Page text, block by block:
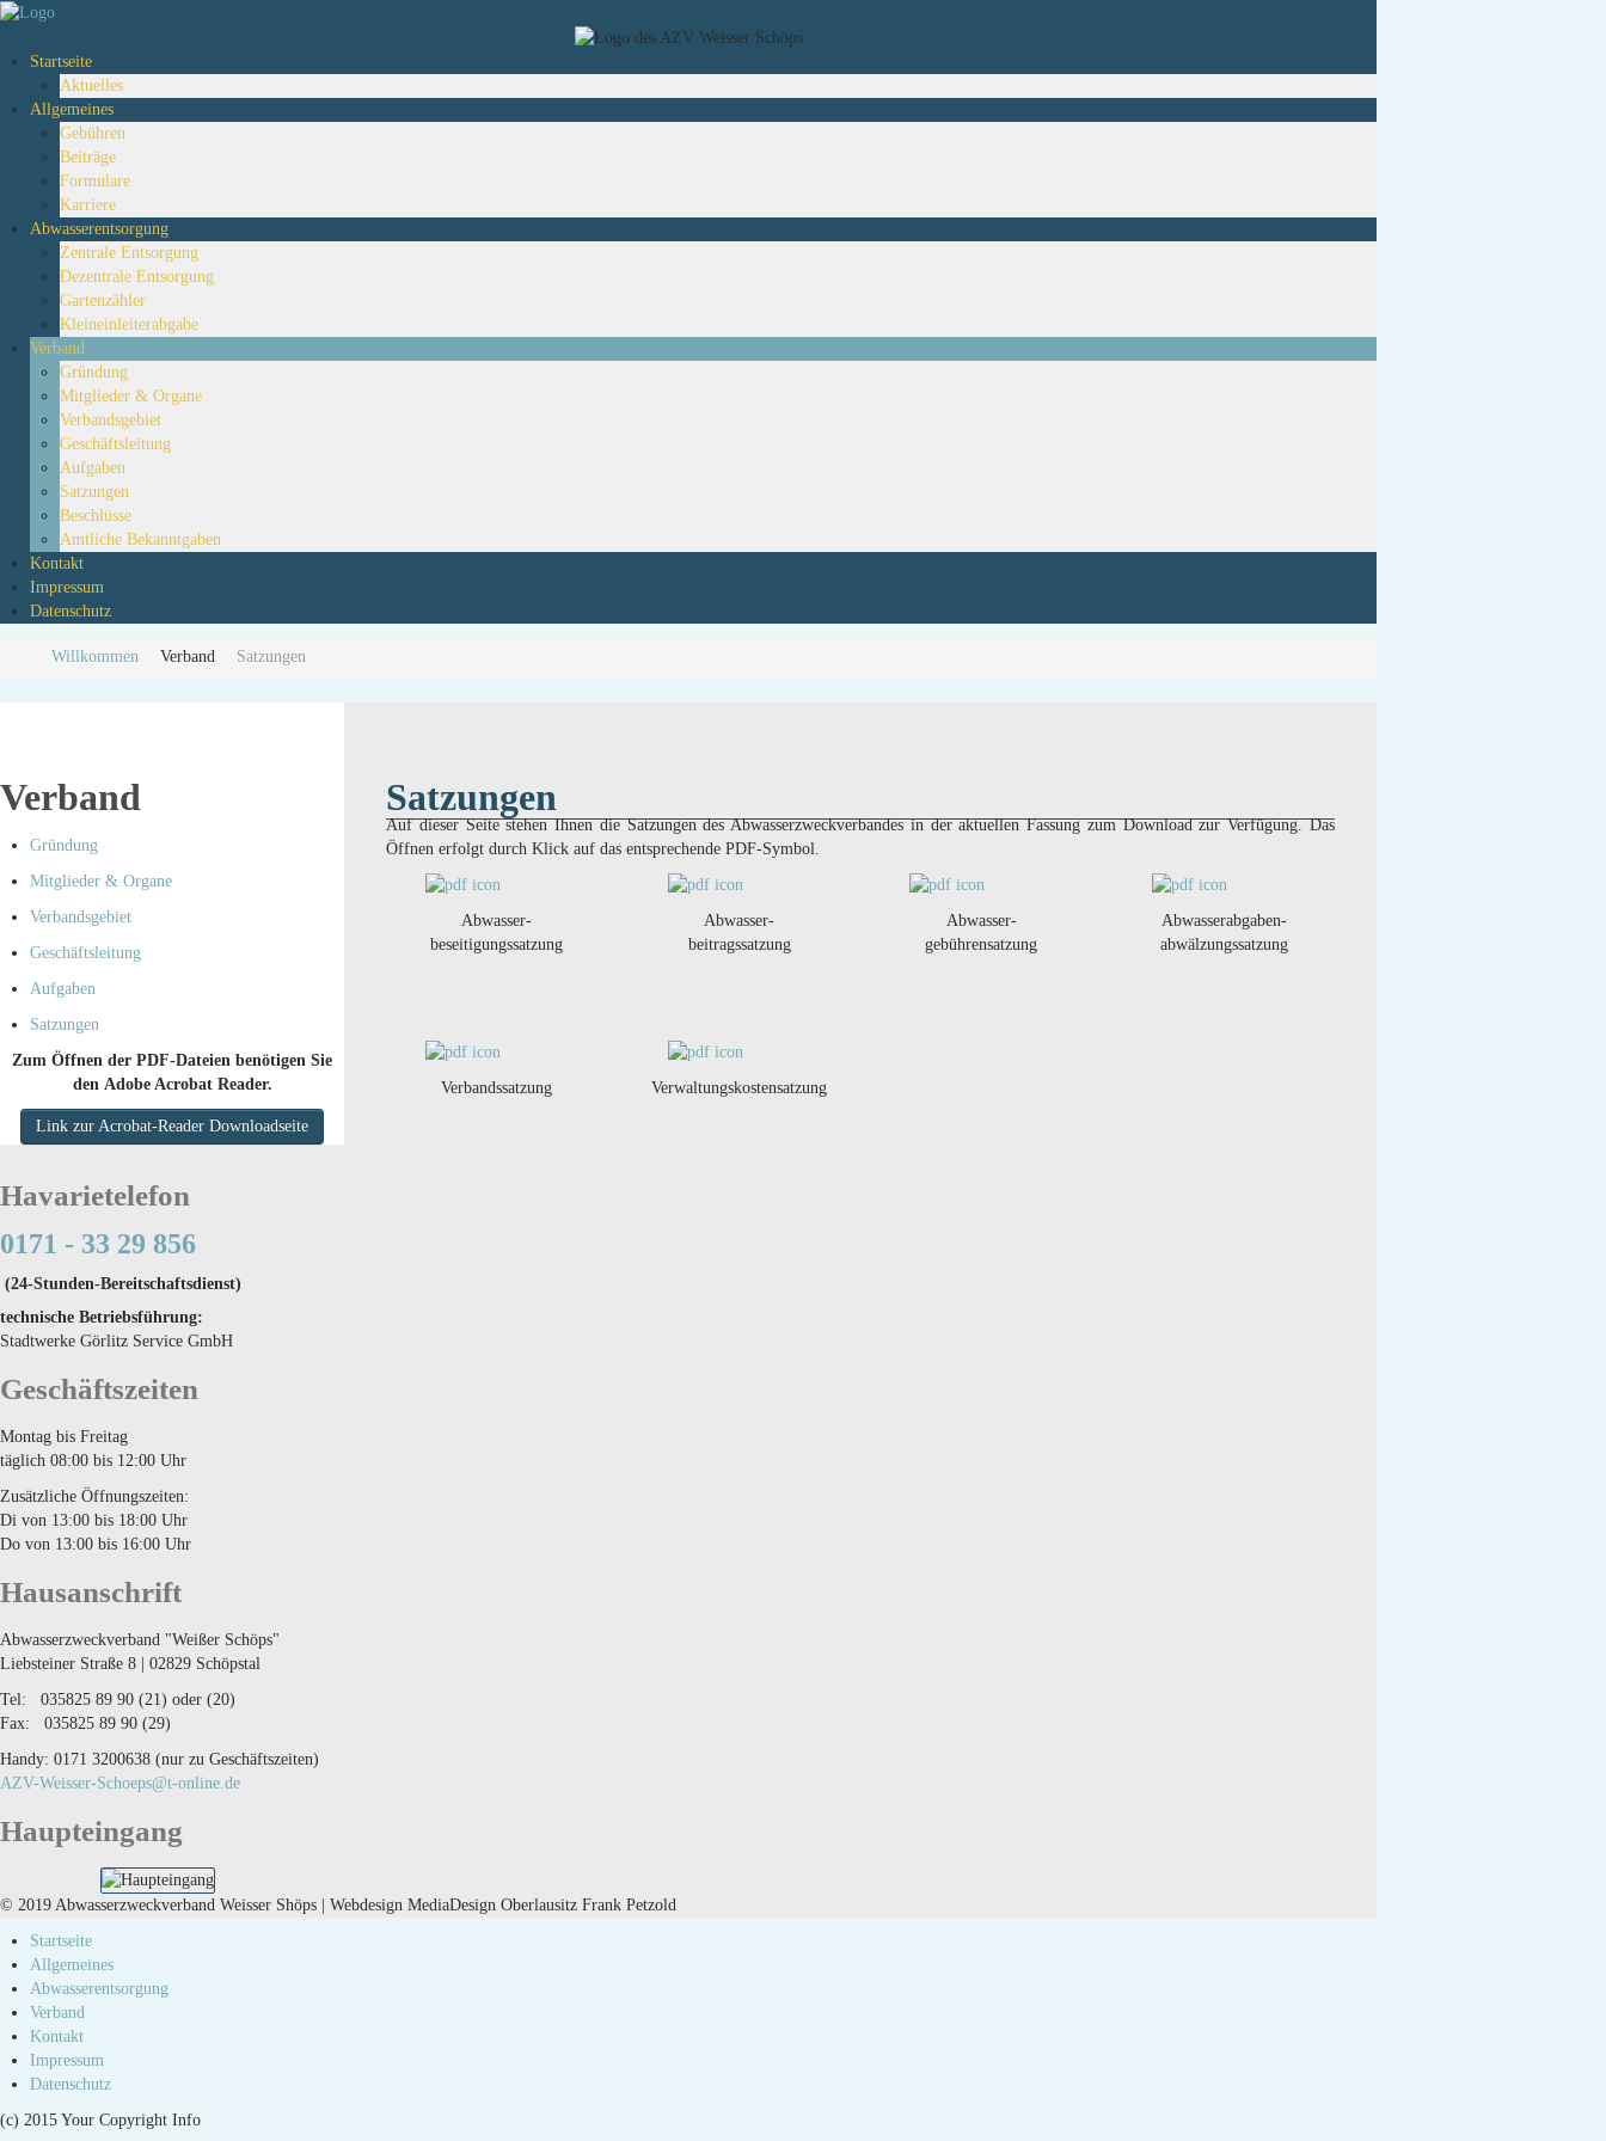
Startseite
Aktuelles
Allgemeines
Gebühren
Beiträge
Formulare
Karriere
Abwasserentsorgung
Zentrale Entsorgung
Dezentrale Entsorgung
Gartenzähler
Kleineinleiterabgabe
Verband
Gründung
Mitglieder & Organe
Verbandsgebiet
Geschäftsleitung
Aufgaben
Satzungen
Beschlüsse
Amtliche Bekanntgaben
Kontakt
Impressum
Datenschutz
Willkommen Verband Satzungen
Verband
Gründung
Mitglieder & Organe
Verbandsgebiet
Geschäftsleitung
Aufgaben
Satzungen
Zum Öffnen der PDF-Dateien benötigen Sie
den Adobe Acrobat Reader.
Link zur Acrobat-Reader Downloadseite
Satzungen
Auf dieser Seite stehen Ihnen die Satzungen des Abwasserzweckverbandes in der aktuellen Fassung zum Download zur Verfügung. Das
Öffnen erfolgt durch Klick auf das entsprechende PDF-Symbol.
Abwasser-
beseitigungssatzung
Abwasser-
beitragssatzung
Abwasser-
gebührensatzung
Abwasserabgaben-
abwälzungssatzung
Verbandssatzung Verwaltungskostensatzung
Havarietelefon
0171 - 33 29 856
(24-Stunden-Bereitschaftsdienst)
technische Betriebsführung:
Stadtwerke Görlitz Service GmbH
Geschäftszeiten
Montag bis Freitag
täglich 08:00 bis 12:00 Uhr
Zusätzliche Öffnungszeiten:
Di von 13:00 bis 18:00 Uhr
Do von 13:00 bis 16:00 Uhr
Hausanschrift
Abwasserzweckverband "Weißer Schöps"
Liebsteiner Straße 8 | 02829 Schöpstal
Tel: 035825 89 90 (21) oder (20)
Fax: 035825 89 90 (29)
Handy: 0171 3200638 (nur zu Geschäftszeiten)
AZV-Weisser-Schoeps@t-online.de
Haupteingang
© 2019 Abwasserzweckverband Weisser Shöps | Webdesign MediaDesign Oberlausitz Frank Petzold
Startseite
Allgemeines
Abwasserentsorgung
Verband
Kontakt
Impressum
Datenschutz
(c) 2015 Your Copyright Info